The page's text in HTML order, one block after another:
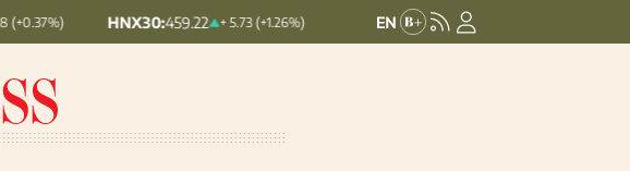
HNX30: 459.22 + 5.73 (+1.26%) HNXINDEX: 292.69 0.5 (0.17%)